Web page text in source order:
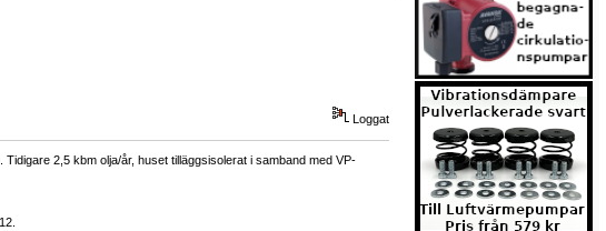
Loggat
2,5 kbm olja/år, huset tilläggsisolerat i samband med VP-